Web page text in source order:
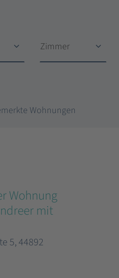
Zimmer
Wohnungen
Wohnung
mit
5, 44892